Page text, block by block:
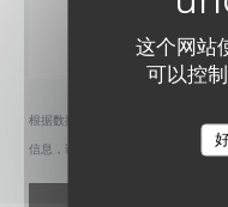
这个网站
可以控
根据数据保护法规，您有权拒绝接收
信息，请查看我们的